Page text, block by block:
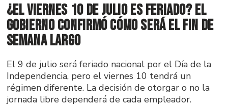
¿El viernes 10 de julio es feriado? El
Gobierno confirmó cómo será el fin de
semana largo
El 9 de julio será feriado nacional por el Día de la
Independencia, pero el viernes 10 tendrá un
régimen diferente. La decisión de otorgar o no la
jornada libre dependerá de cada empleador.